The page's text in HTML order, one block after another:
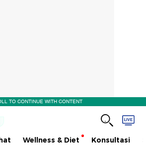
TO CONTINUE WITH CONTENT
Wellness & Diet Konsultasi